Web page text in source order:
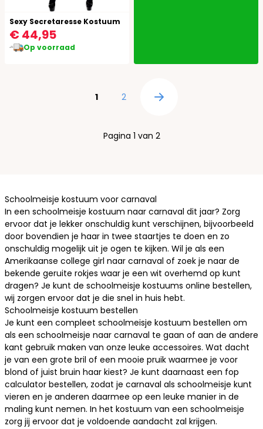
Sexy Secretaresse Kostuum
€ 44,95
Op voorraad
U lees momenteel pagina
1 Pagina
2 Pagina
Pagina 1 van 2
Schoolmeisje kostuum voor carnaval
In een schoolmeisje kostuum naar carnaval dit jaar? Zorg
ervoor dat je lekker onschuldig kunt verschijnen, bijvoorbeeld
door bovendien je haar in twee staartjes te doen en zo
onschuldig mogelijk uit je ogen te kijken. Wil je als een
Amerikaanse college girl naar carnaval of zoek je naar de
bekende geruite rokjes waar je een wit overhemd op kunt
dragen? Je kunt de schoolmeisje kostuums online bestellen,
wij zorgen ervoor dat je die snel in huis hebt.
Schoolmeisje kostuum bestellen
Je kunt een compleet schoolmeisje kostuum bestellen om
als een schoolmeisje naar carnaval te gaan of aan de andere
kant gebruik maken van onze leuke accessoires. Wat dacht
je van een grote bril of een mooie pruik waarmee je voor
blond of juist bruin haar kiest? Je kunt daarnaast een fop
calculator bestellen, zodat je carnaval als schoolmeisje kunt
vieren en je anderen daarmee op een leuke manier in de
maling kunt nemen. In het kostuum van een schoolmeisje
zorg jij ervoor dat je voldoende aandacht zal krijgen.